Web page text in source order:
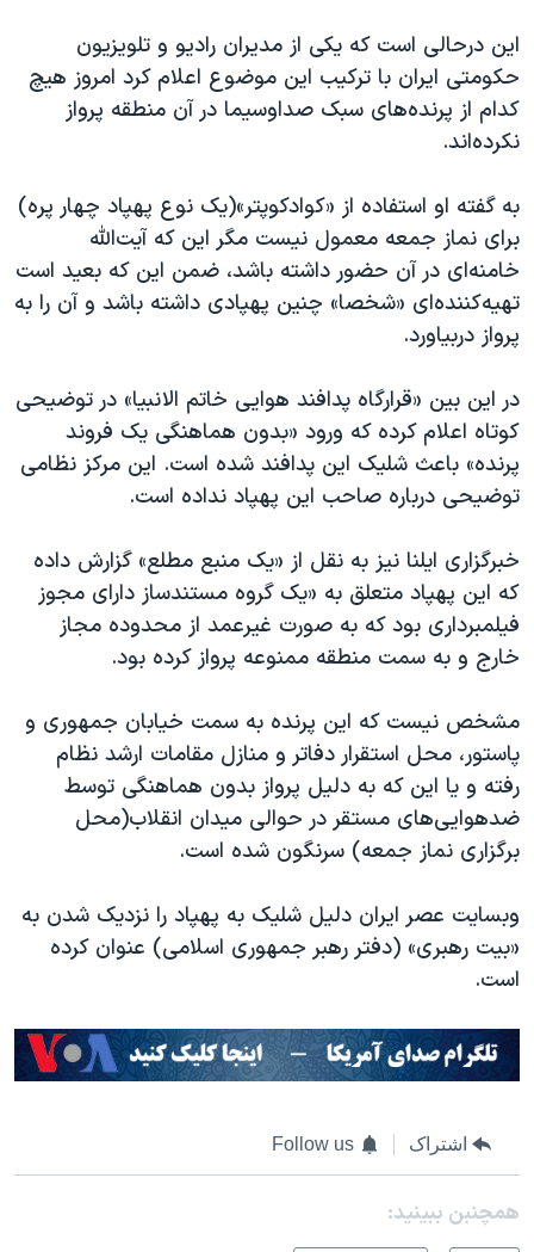
این درحالی است که یکی از مدیران رادیو و تلویزیون
حکومتی ایران با ترکیب این موضوع اعلام کرد امروز هیچ
کدام از پرنده‌های سبک صداوسیما در آن منطقه پرواز
نکرده‌اند.
به گفته او استفاده از «کوادکوپتر»(یک نوع پهپاد چهار پره)
برای نماز جمعه معمول نیست مگر این که آیت‌الله
خامنه‌ای در آن حضور داشته باشد، ضمن این که بعید است
تهیه‌کننده‌ای «شخصا» چنین پهپادی داشته باشد و آن را به
پرواز دربیاورد.
در این بین «قرارگاه پدافند هوایی خاتم الانبیا» در توضیحی
کوتاه اعلام کرده که ورود «بدون هماهنگی یک فروند
پرنده» باعث شلیک این پدافند شده است. این مرکز نظامی
توضیحی درباره صاحب این پهپاد نداده است.
خبرگزاری ایلنا نیز به نقل از «یک منبع مطلع» گزارش داده
که این پهپاد متعلق به «یک گروه مستندساز دارای مجوز
فیلمبرداری بود که به صورت غیرعمد از محدوده مجاز
خارج و به سمت منطقه ممنوعه پرواز کرده بود.
مشخص نیست که این پرنده به سمت خیابان جمهوری و
پاستور، محل استقرار دفاتر و منازل مقامات ارشد نظام
رفته و یا این که به دلیل پرواز بدون هماهنگی توسط
ضدهوایی‌های مستقر در حوالی میدان انقلاب(محل
برگزاری نماز جمعه) سرنگون شده است.
وبسایت عصر ایران دلیل شلیک به پهپاد را نزدیک شدن به
«بیت رهبری» (دفتر رهبر جمهوری اسلامی) عنوان کرده
است.
اشتراک Follow us
همچنبن ببینید: